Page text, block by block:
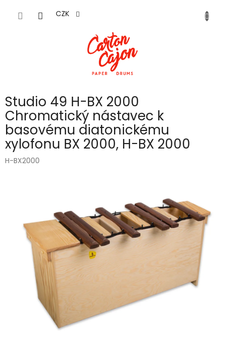
CZK
Studio 49 H-BX 2000
Chromatický nástavec k
basovému diatonickému
xylofonu BX 2000, H-BX 2000
H-BX2000